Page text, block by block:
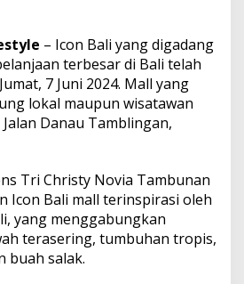
t
w
– Icon Bali yang digadang
terbesar di Bali telah
7 Juni 2024. Mall yang
lokal maupun wisatawan
Danau Tamblingan,
Tri Christy Novia Tambunan
Icon Bali mall terinspirasi oleh
yang menggabungkan
terasering, tumbuhan tropis,
buah salak.